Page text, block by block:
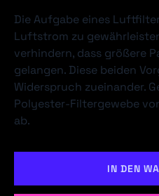
Die Aufgabe eines
Luftstrom zu
verhindern, dass größere
gelangen. Diese beiden
Widerspruch zueinander.
Polyester-Filtergewebe
ab.
IN DEN